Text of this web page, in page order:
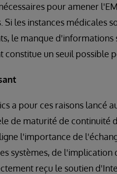
pour amener
Si les instances médicales
le manque
constitue un seuil possible
a pour ces raisons lancé
de maturité de continuité
l'importance de
systèmes, de l'implication
reçu le soutien